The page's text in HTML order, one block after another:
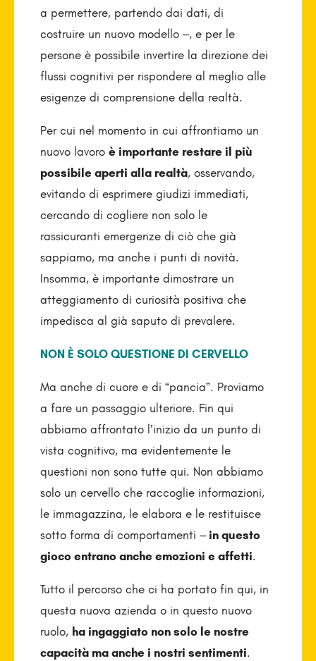
a permettere, partendo dai dati, di
costruire un nuovo modello –, e per le
persone è possibile invertire la direzione dei
flussi cognitivi per rispondere al meglio alle
esigenze di comprensione della realtà.
Per cui nel momento in cui affrontiamo un
nuovo lavoro è importante restare il più
possibile aperti alla realtà, osservando,
evitando di esprimere giudizi immediati,
cercando di cogliere non solo le
rassicuranti emergenze di ciò che già
sappiamo, ma anche i punti di novità.
Insomma, è importante dimostrare un
atteggiamento di curiosità positiva che
impedisca al già saputo di prevalere.
NON È SOLO QUESTIONE DI CERVELLO
Ma anche di cuore e di “pancia”. Proviamo
a fare un passaggio ulteriore. Fin qui
abbiamo affrontato l’inizio da un punto di
vista cognitivo, ma evidentemente le
questioni non sono tutte qui. Non abbiamo
solo un cervello che raccoglie informazioni,
le immagazzina, le elabora e le restituisce
sotto forma di comportamenti –in questo
gioco entrano anche emozioni e affetti.
Tutto il percorso che ci ha portato fin qui, in
questa nuova azienda o in questo nuovo
ruolo, ha ingaggiato non solo le nostre
capacità ma anche i nostri sentimenti.